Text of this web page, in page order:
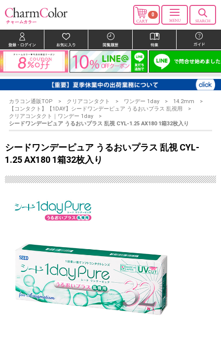
0
カラコン通販TOP クリアコンタクト ワンデー 1day
14.2mm
【コンタクト】【1DAY】シードワンデーピュア うるおいプラス 乱視用
クリアコンタクト｜ワンデー 1day
シードワンデーピュア うるおいプラス 乱視 CYL-1.25 AX180 1箱32枚入り
シードワンデーピュア うるおいプラス 乱視 CYL-
1.25 AX180 1箱32枚入り